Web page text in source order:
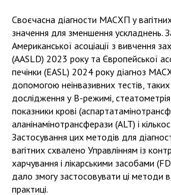
Своєчасна діагности МАСХП у
значення для зменшення ускладнень.
Американської асоціації з вивчення
(AASLD) 2023 року та Європейської
печінки (EASL) 2024 року діагноз
допомогою неінвазивних тестів,
дослідження у В-режимі,
показники крові
аланінамінотрансферази (ALT) і
Застосування цих методів для
вагітних схвалено Управлінням із
харчування і лікарськими засобами
дало змогу застосовувати ці методи в
практиці.